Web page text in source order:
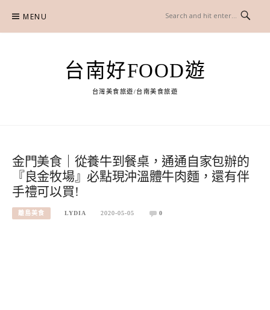
content
MENU
台南好FOOD遊
台灣美食旅遊/台南美食旅遊
金門美食｜從養牛到餐桌，通通自家包辦的
『良金牧場』必點現沖溫體牛肉麵，還有伴
手禮可以買!
離島美食 LYDIA 2020-05-05 0